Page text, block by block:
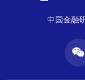
中国金融